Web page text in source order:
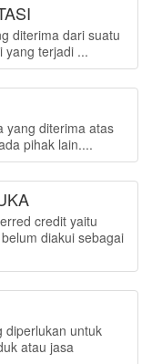
diterima dari suatu
yang terjadi ...
yang diterima atas
pihak lain....
credit yaitu
diakui sebagai
diperlukan untuk
atau jasa